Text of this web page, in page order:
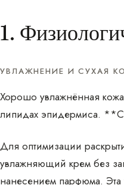
1.
УВЛАЖНЕНИЕ И СУХАЯ
Хорошо увлажнённая
липидах эпидермиса.
Для оптимизации
увлажняющий крем без
нанесением парфюма. Эта